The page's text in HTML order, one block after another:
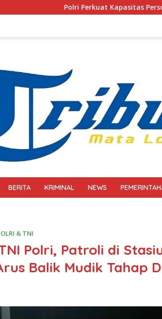
Kapasitas Personel Hadapi Modus Love
BERITA KRIMINAL NEWS
& TNI
Polri, Patroli di
Balik Mudik Tahap